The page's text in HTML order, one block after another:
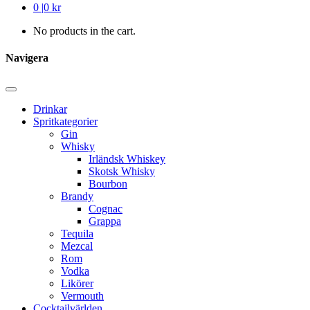
0 |0 kr
No products in the cart.
Navigera
Drinkar
Spritkategorier
Gin
Whisky
Irländsk Whiskey
Skotsk Whisky
Bourbon
Brandy
Cognac
Grappa
Tequila
Mezcal
Rom
Vodka
Likörer
Vermouth